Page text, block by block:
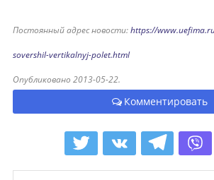
Постоянный адрес новости:https://
sovershil-vertikalnyj-polet.html
Опубликовано 2013-05-22.
Комментировать